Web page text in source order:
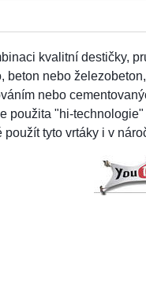
kvalitní destičky,
beton nebo
nebo
použita "hi-technologie"
použít tyto vrtáky i v